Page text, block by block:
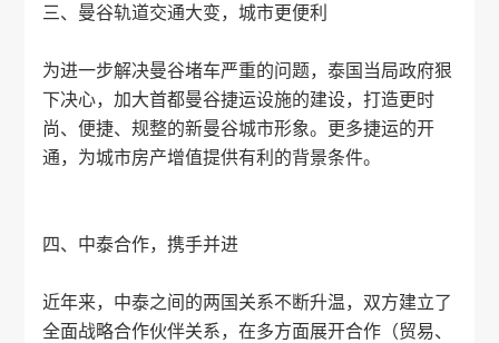
三、曼谷轨道交通大变，城市更便利
为进一步解决曼谷堵车严重的问题，泰国当局政府狠
下决心，加大首都曼谷捷运设施的建设，打造更时
尚、便捷、规整的新曼谷城市形象。更多捷运的开
通，为城市房产增值提供有利的背景条件。
四、中泰合作，携手并进
近年来，中泰之间的两国关系不断升温，双方建立了
全面战略合作伙伴关系，在多方面展开合作（贸易、